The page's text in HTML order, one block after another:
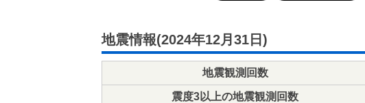
地震情報(2024年12月31日)
地震観測回数
震度3以上の地震観測回数